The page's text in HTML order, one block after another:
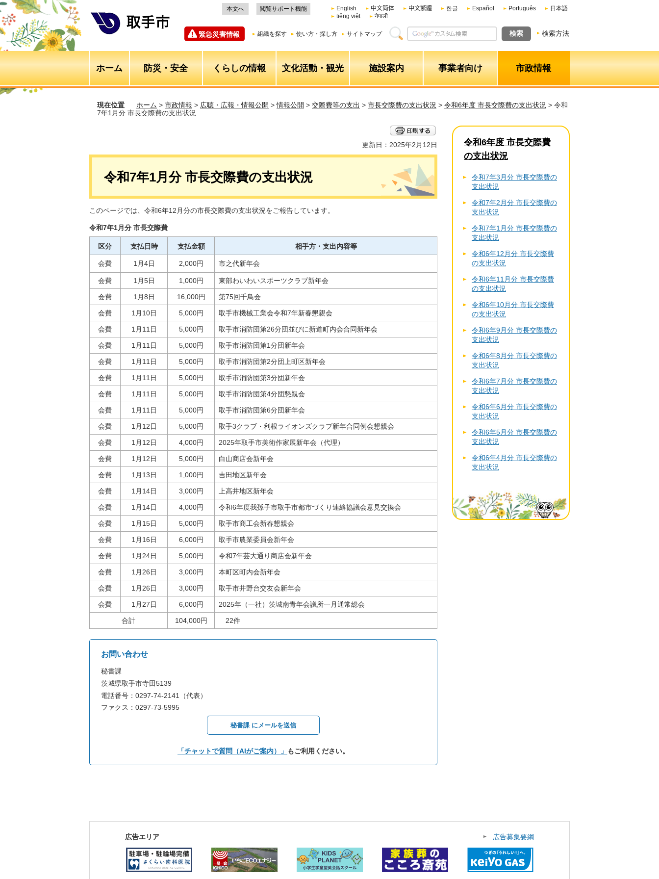
本文へ 閲覧サポート機能 English 中文简体 中文繁體 한글 Español Português
日本語
tiếng việt
नेपाली
緊急災害情報 組織を探す 使い方・探し方 サイトマップ 検索方法
ホーム 防災・安全 くらしの情報 文化活動・観光 施設案内 事業者向け 市政情報
現在位置 ホーム > 市政情報 > 広聴・広報・情報公開 >情報公開 > 交際費等の支出 > 市長交際費の支出状況 > 令和6年度 市長交際費の支出状況 > 令和
7年1月分 市長交際費の支出状況
更新日：2025年2月12日
令和7年1月分 市長交際費の支出状況
このページでは、令和6年12月分の市長交際費の支出状況をご報告しています。
令和7年1月分 市長交際費
区分 支払日時 支払金額 相手方・支出内容等
会費 1月4日 2,000円 市之代新年会
会費 1月5日 1,000円 東部わいわいスポーツクラブ新年会
会費 1月8日 16,000円 第75回千鳥会
会費 1月10日 5,000円 取手市機械工業会令和7年新春懇親会
会費 1月11日 5,000円 取手市消防団第26分団並びに新道町内会合同新年会
会費 1月11日 5,000円 取手市消防団第1分団新年会
会費 1月11日 5,000円 取手市消防団第2分団上町区新年会
会費 1月11日 5,000円 取手市消防団第3分団新年会
会費 1月11日 5,000円 取手市消防団第4分団懇親会
会費 1月11日 5,000円 取手市消防団第6分団新年会
会費 1月12日 5,000円 取手3クラブ・利根ライオンズクラブ新年合同例会懇親会
会費 1月12日 4,000円 2025年取手市美術作家展新年会（代理）
会費 1月12日 5,000円 白山商店会新年会
会費 1月13日 1,000円 吉田地区新年会
会費 1月14日 3,000円 上高井地区新年会
会費 1月14日 4,000円 令和6年度我孫子市取手市都市づくり連絡協議会意見交換会
会費 1月15日 5,000円 取手市商工会新春懇親会
会費 1月16日 6,000円 取手市農業委員会新年会
会費 1月24日 5,000円 令和7年芸大通り商店会新年会
会費 1月26日 3,000円 本町区町内会新年会
会費 1月26日 3,000円 取手市井野台交友会新年会
会費 1月27日 6,000円 2025年（一社）茨城南青年会議所一月通常総会
合計 104,000円 22件
お問い合わせ
秘書課
茨城県取手市寺田5139
電話番号：0297-74-2141（代表）
ファクス：0297-73-5995
秘書課 にメールを送信
「チャットで質問（AIがご案内）」 もご利用ください。
令和6年度 市長交際費
の支出状況
令和7年3月分 市長交際費の
支出状況
令和7年2月分 市長交際費の
支出状況
令和7年1月分 市長交際費の
支出状況
令和6年12月分 市長交際費
の支出状況
令和6年11月分 市長交際費
の支出状況
令和6年10月分 市長交際費
の支出状況
令和6年9月分 市長交際費の
支出状況
令和6年8月分 市長交際費の
支出状況
令和6年7月分 市長交際費の
支出状況
令和6年6月分 市長交際費の
支出状況
令和6年5月分 市長交際費の
支出状況
令和6年4月分 市長交際費の
支出状況
広告エリア 広告募集要綱